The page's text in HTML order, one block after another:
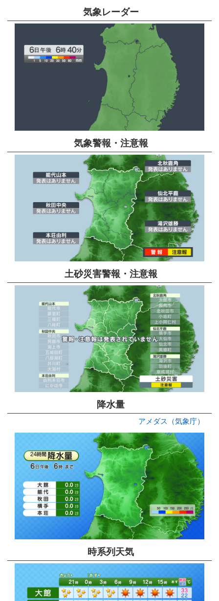
気象レーダー
気象警報・注意報
土砂災害警報・注意報
降水量
アメダス（気象庁）
時系列天気